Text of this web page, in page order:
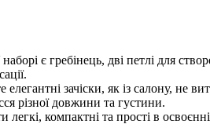
є гребінець, дві петлі для
зачіски, як із салону, не
різної довжини та густини.
легкі, компактні та прості в